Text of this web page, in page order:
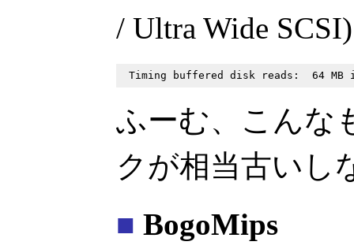
/ Ultra Wide
ふーむ、こんな
クが相当古いし
■ BogoMips